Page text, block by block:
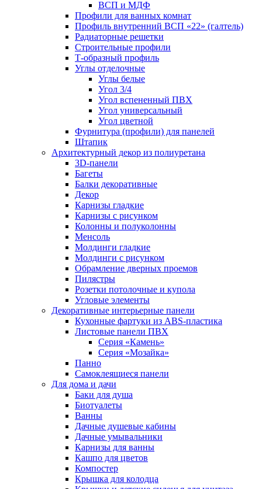
ВСП и МДФ
Профили для ванных комнат
Профиль внутренний ВСП «22» (галтель)
Радиаторные решетки
Строительные профили
Т-образный профиль
Углы отделочные
Углы белые
Угол 3/4
Угол вспененный ПВХ
Угол универсальный
Угол цветной
Фурнитура (профили) для панелей
Штапик
Архитектурный декор из полиуретана
3D-панели
Багеты
Балки декоративные
Декор
Карнизы гладкие
Карнизы с рисунком
Колонны и полуколонны
Менсоль
Молдинги гладкие
Молдинги с рисунком
Обрамление дверных проемов
Пилястры
Розетки потолочные и купола
Угловые элементы
Декоративные интерьерные панели
Кухонные фартуки из ABS-пластика
Листовые панели ПВХ
Серия «Камень»
Серия «Мозайка»
Панно
Самоклеящиеся панели
Для дома и дачи
Баки для душа
Биотуалеты
Ванны
Дачные душевые кабины
Дачные умывальники
Карнизы для ванны
Кашпо для цветов
Компостер
Крышка для колодца